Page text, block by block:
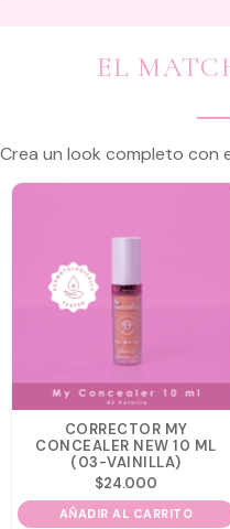
EL
Crea un look completo con
CORRECTOR MY
CONCEALER NEW 10 ML
(03-VAINILLA)
$24.000
AÑADIR AL CARRITO